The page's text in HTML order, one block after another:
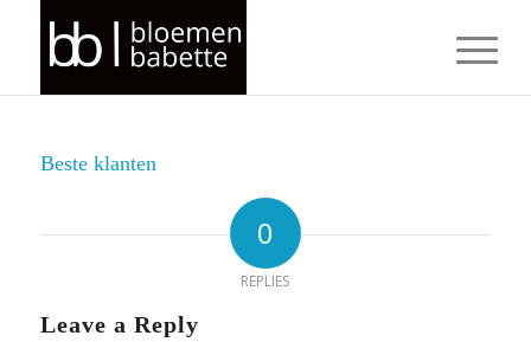
Beste klanten
0
REPLIES
Leave a Reply